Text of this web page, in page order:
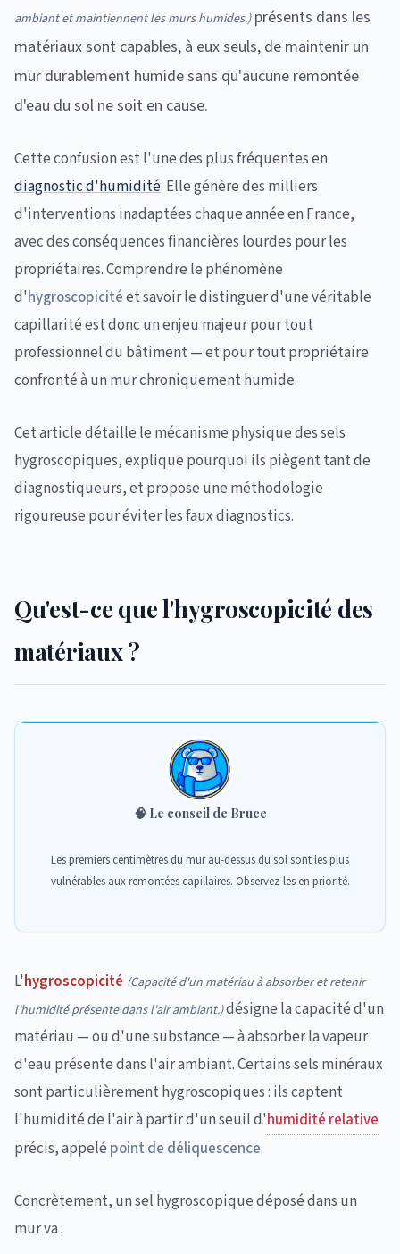
ambiant et maintiennent les murs humides.)présents dans les
matériaux sont capables, à eux seuls, de maintenir un
mur durablement humide sans qu'aucune remontée
d'eau du sol ne soit en cause.
Cette confusion est l'une des plus fréquentes en
diagnostic d'humidité. Elle génère des milliers
d'interventions inadaptées chaque année en France,
avec des conséquences financières lourdes pour les
propriétaires. Comprendre le phénomène
d'hygroscopicitéet savoir le distinguer d'une véritable
capillarité est donc un enjeu majeur pour tout
professionnel du bâtiment — et pour tout propriétaire
confronté à un mur chroniquement humide.
Cet article détaille le mécanisme physique des sels
hygroscopiques, explique pourquoi ils piègent tant de
diagnostiqueurs, et propose une méthodologie
rigoureuse pour éviter les faux diagnostics.
Qu'est-ce que l'hygroscopicité des
matériaux ?
🧠 Le conseil de Bruce
Les premiers centimètres du mur au-dessus du sol sont les plus
vulnérables aux remontées capillaires. Observez-les en priorité.
L'hygroscopicité (Capacité d'un matériau à absorber et retenir
l'humidité présente dans l'air ambiant.)désigne la capacité d'un
matériau — ou d'une substance — à absorber la vapeur
d'eau présente dans l'air ambiant. Certains sels minéraux
sont particulièrement hygroscopiques : ils captent
l'humidité de l'air à partir d'un seuil d'humidité relative
précis, appelé point de déliquescence.
Concrètement, un sel hygroscopique déposé dans un
mur va :